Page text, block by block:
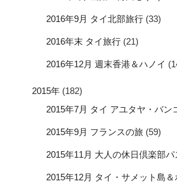
2016年9月 タイ北部旅行 (33)
2016年末 タイ旅行 (21)
2016年12月 週末香港＆ハノイ
2015年 (182)
2015年7月 タイ アユタヤ・バン
2015年9月 フランスの旅 (59)
2015年11月 大人の休日倶楽部
2015年12月 タイ・サメット島